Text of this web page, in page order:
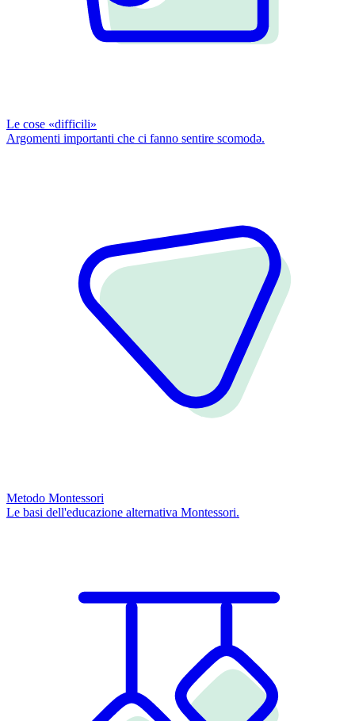
Le cose «difficili»
Argomenti importanti che ci fanno sentire scomodǝ.
Metodo Montessori
Le basi dell'educazione alternativa Montessori.